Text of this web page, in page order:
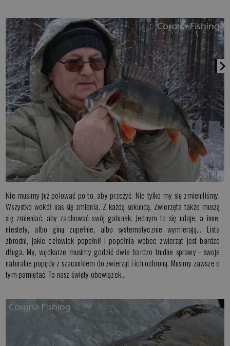
Nie musimy już polować po to, aby przeżyć. Nie tylko my się zmieniliśmy.
Wszystko wokół nas się zmienia. Z każdą sekundą. Zwierzęta także muszą
się zmieniać, aby zachować swój gatunek. Jednym to się udaje, a inne,
niestety, albo giną zupełnie, albo systematycznie wymierają… Lista
zbrodni, jakie człowiek popełnił i popełnia wobec zwierząt jest bardzo
długa. My, wędkarze musimy godzić dwie bardzo trudne sprawy - swoje
naturalne popędy z szacunkiem do zwierząt i ich ochroną. Musimy zawsze o
tym pamiętać. To nasz święty obowiązek…